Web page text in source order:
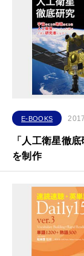
E-BOOKS
「人工衛星徹
を制作